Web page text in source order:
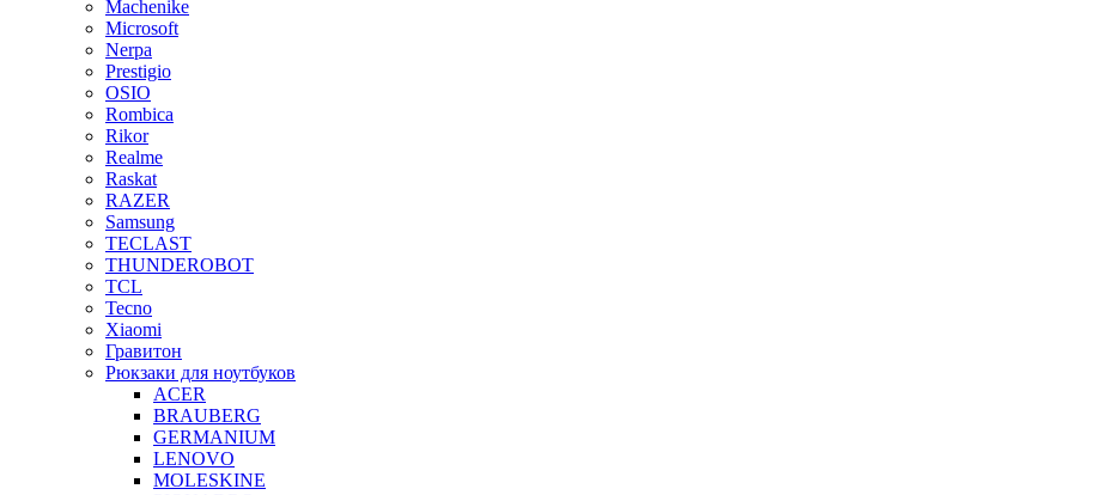
Machenike
Microsoft
Nerpa
Prestigio
OSIO
Rombica
Rikor
Realme
Raskat
RAZER
Samsung
TECLAST
THUNDEROBOT
TCL
Tecno
Xiaomi
Гравитон
Рюкзаки для ноутбуков
ACER
BRAUBERG
GERMANIUM
LENOVO
MOLESKINE